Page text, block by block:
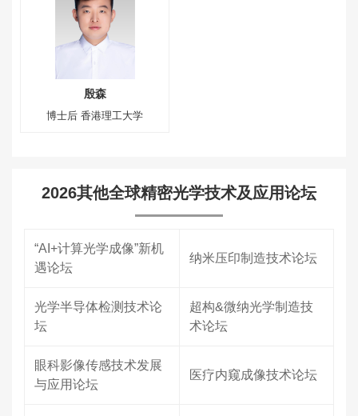
殷森
博士后 香港理工大学
2026其他全球精密光学技术及应用论坛
“AI+计算光学成像”新机
遇论坛
纳米压印制造技术论坛
光学半导体检测技术论
坛
超构&微纳光学制造技
术论坛
眼科影像传感技术发展
与应用论坛
医疗内窥成像技术论坛